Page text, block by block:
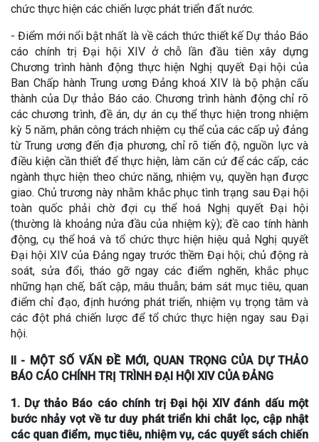
chức thực hiện các chiến lược phát triển đất nước.
- Điểm mới nổi bật nhất là về cách thức thiết kế Dự thảo Báo
cáo chính trị Đại hội XIV ở chỗ lần đầu tiên xây dựng
Chương trình hành động thực hiện Nghị quyết Đại hội của
Ban Chấp hành Trung ương Đảng khoá XIV là bộ phận cấu
thành của Dự thảo Báo cáo. Chương trình hành động chỉ rõ
các chương trình, đề án, dự án cụ thể thực hiện trong nhiệm
kỳ 5 năm, phân công trách nhiệm cụ thể của các cấp uỷ đảng
từ Trung ương đến địa phương, chỉ rõ tiến độ, nguồn lực và
điều kiện cần thiết để thực hiện, làm căn cứ để các cấp, các
ngành thực hiện theo chức năng, nhiệm vụ, quyền hạn được
giao. Chủ trương này nhằm khắc phục tình trạng sau Đại hội
toàn quốc phải chờ đợi cụ thể hoá Nghị quyết Đại hội
(thường là khoảng nửa đầu của nhiệm kỳ); đề cao tính hành
động, cụ thể hoá và tổ chức thực hiện hiệu quả Nghị quyết
Đại hội XIV của Đảng ngay trước thềm Đại hội; chủ động rà
soát, sửa đổi, tháo gỡ ngay các điểm nghẽn, khắc phục
những hạn chế, bất cập, mâu thuẫn; bám sát mục tiêu, quan
điểm chỉ đạo, định hướng phát triển, nhiệm vụ trọng tâm và
các đột phá chiến lược để tổ chức thực hiện ngay sau Đại
hội.
II - MỘT SỐ VẤN ĐỀ MỚI, QUAN TRỌNG CỦA DỰ THẢO
BÁO CÁO CHÍNH TRỊ TRÌNH ĐẠI HỘI XIV CỦA ĐẢNG
1. Dự thảo Báo cáo chính trị Đại hội XIV đánh dấu một
bước nhảy vọt về tư duy phát triển khi chắt lọc, cập nhật
các quan điểm, mục tiêu, nhiệm vụ, các quyết sách chiến